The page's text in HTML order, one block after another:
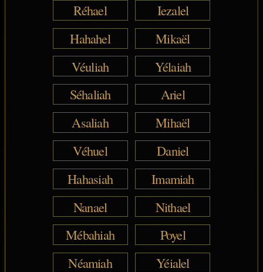
Réhael
Iezalel
Hahahel
Mikaël
Véuliah
Yélaiah
Séhaliah
Ariel
Asaliah
Mihaël
Véhuel
Daniel
Hahasiah
Imamiah
Nanael
Nithael
Mébahiah
Poyel
Néamiah
Yéialel